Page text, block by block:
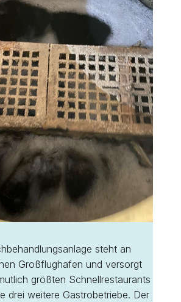
steht an
Großflughafen und versorgt
größten Schnellrestaurants
drei weitere Gastrobetriebe. Der